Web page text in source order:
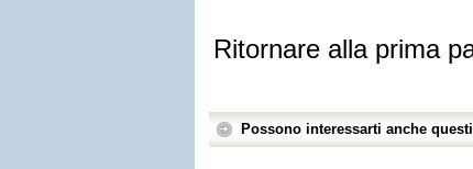
Ritornare alla prima
Possono interessarti anche